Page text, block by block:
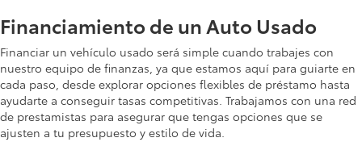
Financiamiento de un Auto Usado
Financiar un vehículo usado será simple cuando trabajes con
nuestro equipo de finanzas, ya que estamos aquí para guiarte en
cada paso, desde explorar opciones flexibles de préstamo hasta
ayudarte a conseguir tasas competitivas. Trabajamos con una red
de prestamistas para asegurar que tengas opciones que se
ajusten a tu presupuesto y estilo de vida.